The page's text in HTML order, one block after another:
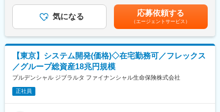
様・代理店様より好評いただいており、2024年度の新契約件数は
24.7万件、保有契約件数は75.8万件を突破、今後も迅速な販売戦
略を展開してまいります。戦略子会社ならではの機動性と、親会
社の信用力・資金力ネットワークを背景にしながら、通販ビジネ
ス、Webダイレクト販売、新規事業やアライアンス等にも積極的
にビジネス展開してまいります。
変更の範囲：無
アフラックのプロジェクトZEROは、保険契約管理業務の抜本的
再構築を目指し、デジタル手続きの拡大やバックオフィスの自動
化、リアルタイムデータ活用を推進しています。これにより、業
し、クラウドへのデータ分析環境移行で運用コストを削減。ITリ
ソースを新商品・サービス開発に集中させ、顧客満足度向上と事
業競争力強化を図っています。2023年から本格稼働中です。
↓本プロジェクトに関するHP
■魅力
同社はアジャイルを用いた働き方を全社的に導入しており、シス
も目安の金額であり、選考を通じて上下する可能性があります。
月給(月額)は固定手当を含めた表記です。
気になる 応募依頼する
（エージェントサービス）
【東京】システム開発(価格)◇在宅勤務可／フレックス
／グループ総資産18兆円規模
プルデンシャル ジブラルタ ファイナンシャル生命保険株式会社
正社員